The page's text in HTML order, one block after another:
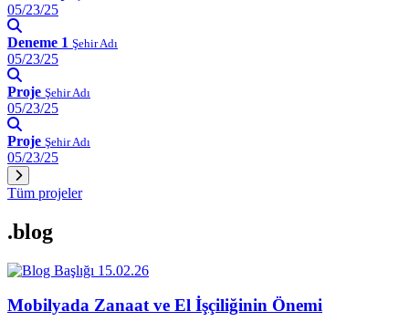
05/23/25
Deneme 1 Şehir Adı
05/23/25
Proje Şehir Adı
05/23/25
Proje Şehir Adı
05/23/25
Tüm projeler
.blog
15.02.26
Mobilyada Zanaat ve El İşçiliğinin Önemi